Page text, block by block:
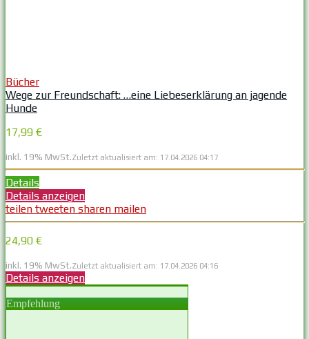
Bücher
Wege zur Freundschaft: …eine Liebeserklärung an jagende
Hunde
17,99 €
inkl. 19% MwSt.Zuletzt aktualisiert am: 17.04.2026 04:17
Details
Details anzeigen
teilen tweeten sharen mailen
24,90 €
inkl. 19% MwSt.Zuletzt aktualisiert am: 17.04.2026 04:16
Details anzeigen
Empfehlung